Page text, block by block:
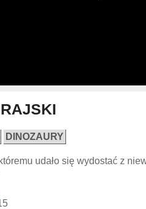
DINOZAURY
udało się wydostać z